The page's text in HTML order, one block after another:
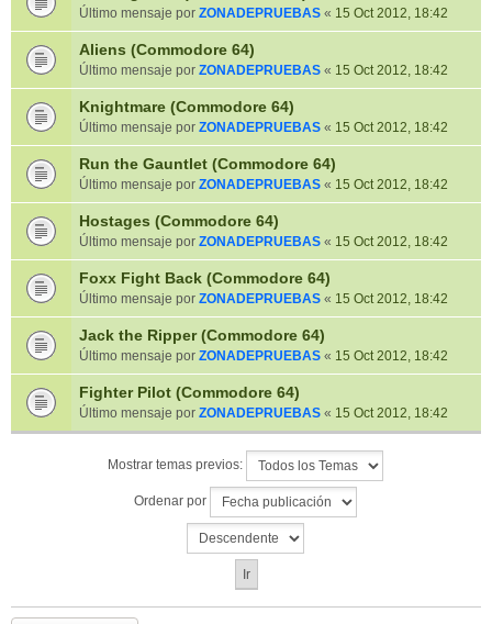
Último mensaje por ZONADEPRUEBAS « 15 Oct 2012, 18:42
Aliens (Commodore 64)
Último mensaje por ZONADEPRUEBAS « 15 Oct 2012, 18:42
Knightmare (Commodore 64)
Último mensaje por ZONADEPRUEBAS « 15 Oct 2012, 18:42
Run the Gauntlet (Commodore 64)
Último mensaje por ZONADEPRUEBAS « 15 Oct 2012, 18:42
Hostages (Commodore 64)
Último mensaje por ZONADEPRUEBAS « 15 Oct 2012, 18:42
Foxx Fight Back (Commodore 64)
Último mensaje por ZONADEPRUEBAS « 15 Oct 2012, 18:42
Jack the Ripper (Commodore 64)
Último mensaje por ZONADEPRUEBAS « 15 Oct 2012, 18:42
Fighter Pilot (Commodore 64)
Último mensaje por ZONADEPRUEBAS « 15 Oct 2012, 18:42
Mostrar temas previos:
Ordenar por